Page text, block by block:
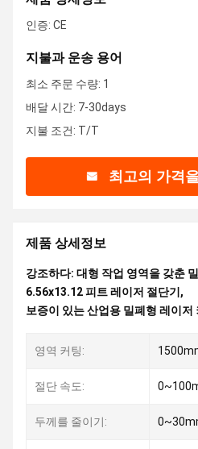
인증: CE
지불과 운송 용어
최소 주문 수량: 1
배달 시간: 7-30days
지불 조건: T/T
최고의 가격
제품 상세정보
강조하다: 대형 작업 영역을 갖춘
6.56x13.12 피트 레이저 절단기 ,
보증이 있는 산업용 밀폐형 레이저
영역 커팅:
절단 속도:
두께를 줄이기: